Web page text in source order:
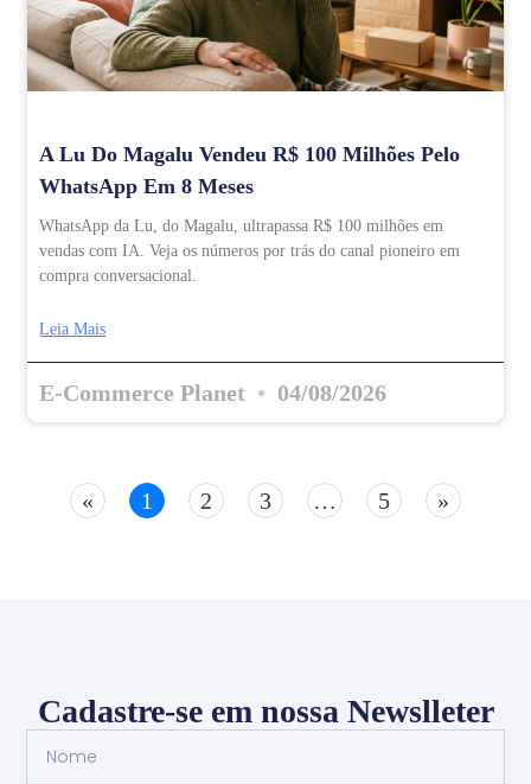
A Lu Do Magalu Vendeu R$ 100 Milhões Pelo
WhatsApp Em 8 Meses
WhatsApp da Lu, do Magalu, ultrapassa R$ 100 milhões em
vendas com IA. Veja os números por trás do canal pioneiro em
compra conversacional.
Leia Mais
E-Commerce Planet 04/08/2026
« 1 2 3 … 5 »
Cadastre-se em nossa Newslleter